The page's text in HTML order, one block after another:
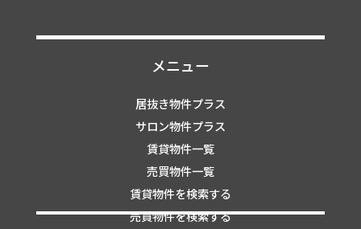
メニュー
居抜き物件プラス
サロン物件プラス
賃貸物件一覧
売買物件一覧
賃貸物件を検索する
売買物件を検索する